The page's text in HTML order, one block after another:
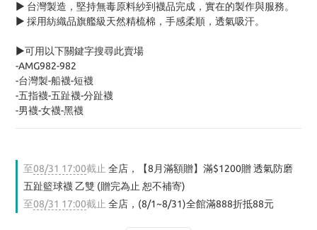
► 台灣製造，堅持無毒原料紗到襪品完成，實在的製作與服務。
► 採用紡織品旗艦級天然精梳棉，手感柔順，透氣吸汗。
►可用以下關鍵字搜尋此賣場
-AMG982-982
-台灣製-船襪-短襪
-五指襪-五趾襪-分趾襪
-男襪-女襪-黑襪
至08/31 17:00截止 全店，【8月滿額贈】滿$1200贈 透氣防磨
五趾籃球襪 乙雙 (贈完為止 恕不補寄)
至08/31 17:00截止 全店，(8/1~8/31)全館滿888折抵88元